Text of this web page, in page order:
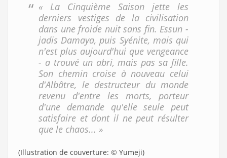
« La Cinquième Saison jette les
derniers vestiges de la civilisation
dans une froide nuit sans fin. Essun -
jadis Damaya, puis Syénite, mais qui
n'est plus aujourd'hui que vengeance
- a trouvé un abri, mais pas sa fille.
Son chemin croise à nouveau celui
d'Albâtre, le destructeur du monde
revenu d'entre les morts, porteur
d'une demande qu'elle seule peut
satisfaire et dont il ne peut résulter
que le chaos... »
(Illustration de couverture: © Yumeji)